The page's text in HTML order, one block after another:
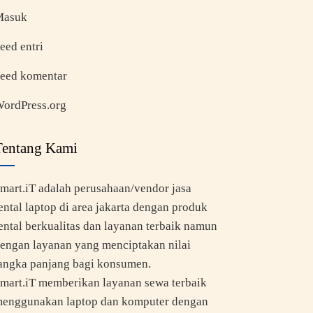
entri
komentar
Kami
adalah perusahaan/vendor jasa
laptop di area jakarta dengan produk
berkualitas dan layanan terbaik namun
layanan yang menciptakan nilai
panjang bagi konsumen.
memberikan layanan sewa terbaik
laptop dan komputer dengan